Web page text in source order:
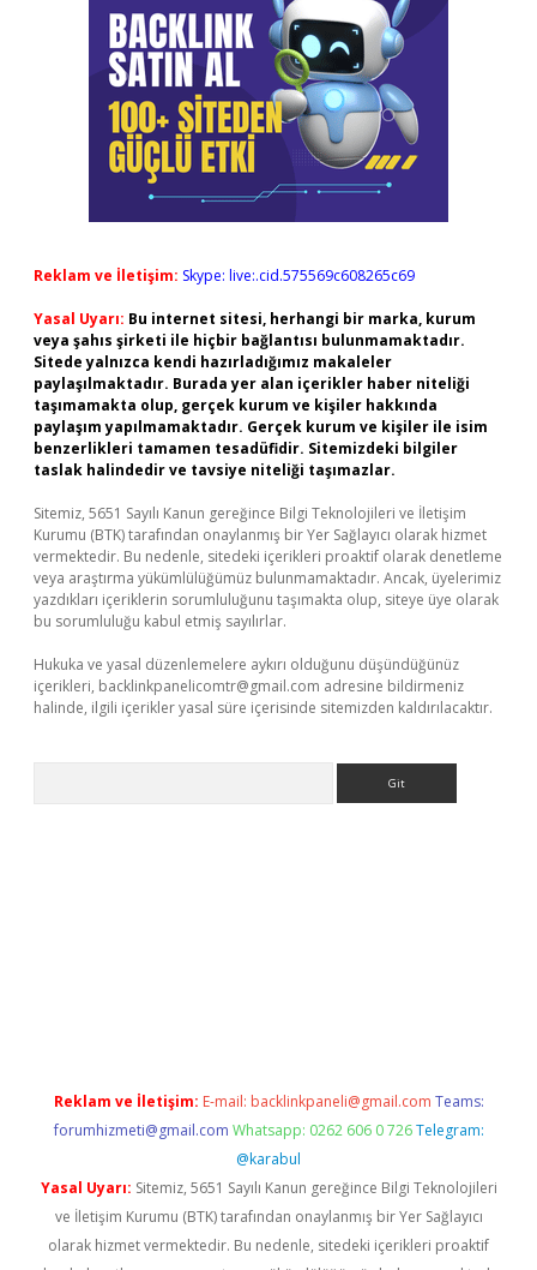
Reklam ve İletişim: Skype: live:.cid.575569c608265c69
Yasal Uyarı: Bu internet sitesi, herhangi bir marka, kurum
veya şahıs şirketi ile hiçbir bağlantısı bulunmamaktadır.
Sitede yalnızca kendi hazırladığımız makaleler
paylaşılmaktadır. Burada yer alan içerikler haber niteliği
taşımamakta olup, gerçek kurum ve kişiler hakkında
paylaşım yapılmamaktadır. Gerçek kurum ve kişiler ile isim
benzerlikleri tamamen tesadüfidir. Sitemizdeki bilgiler
taslak halindedir ve tavsiye niteliği taşımazlar.
Sitemiz, 5651 Sayılı Kanun gereğince Bilgi Teknolojileri ve İletişim
Kurumu (BTK) tarafından onaylanmış bir Yer Sağlayıcı olarak hizmet
vermektedir. Bu nedenle, sitedeki içerikleri proaktif olarak denetleme
veya araştırma yükümlülüğümüz bulunmamaktadır. Ancak, üyelerimiz
yazdıkları içeriklerin sorumluluğunu taşımakta olup, siteye üye olarak
bu sorumluluğu kabul etmiş sayılırlar.
Hukuka ve yasal düzenlemelere aykırı olduğunu düşündüğünüz
içerikleri, backlinkpanelicomtr@gmail.com adresine bildirmeniz
halinde, ilgili içerikler yasal süre içerisinde sitemizden kaldırılacaktır.
Reklam ve İletişim: E-mail: backlinkpaneli@gmail.com Teams:
forumhizmeti@gmail.com Whatsapp: 0262 606 0 726 Telegram:
@karabul
Yasal Uyarı: Sitemiz, 5651 Sayılı Kanun gereğince Bilgi Teknolojileri
ve İletişim Kurumu (BTK) tarafından onaylanmış bir Yer Sağlayıcı
olarak hizmet vermektedir. Bu nedenle, sitedeki içerikleri proaktif